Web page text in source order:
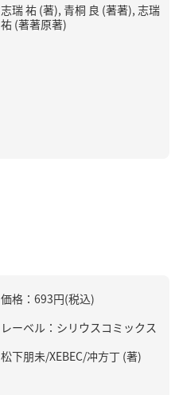
志瑞 祐 (著), 青桐 良 (著著), 志瑞
祐 (著著原著)
価格：693円(税込)
レーベル：シリウスコミックス
松下朋未/XEBEC/冲方丁 (著)